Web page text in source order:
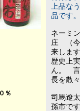
上品な
品です。
ネーミ
庄 （今
来しま
歴史上
ん。 言
長を散
司馬遼
孫市で
％